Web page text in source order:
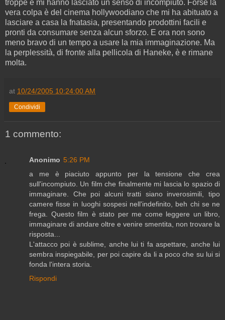
troppe e mi hanno lasciato un senso di incompiuto. Forse la
vera colpa è del cinema hollywoodiano che mi ha abituato a
lasciare a casa la fnatasia, presentando prodottini facili e
pronti da consumare senza alcun sforzo. E ora non sono
meno bravo di un tempo a usare la mia immaginazione. Ma
la perplessità, di fronte alla pellicola di Haneke, è e rimane
molta.
at 10/24/2005 10:24:00 AM
Condividi
1 commento:
Anonimo 5:26 PM
a me è piaciuto appunto per la tensione che crea
sull'incompiuto. Un film che finalmente mi lascia lo spazio di
immaginare. Che poi alcuni tratti siano inverosimili, tipo
camere fisse in luoghi sospesi nell'indefinito, beh chi se ne
frega. Questo film è stato per me come leggere un libro,
immaginare di andare oltre e venire smentita, non trovare la
risposta...
L'attacco poi è sublime, anche lui ti fa aspettare, anche lui
sembra inspiegabile, per poi capire da li a poco che su lui si
fonda l'intera storia.
Rispondi